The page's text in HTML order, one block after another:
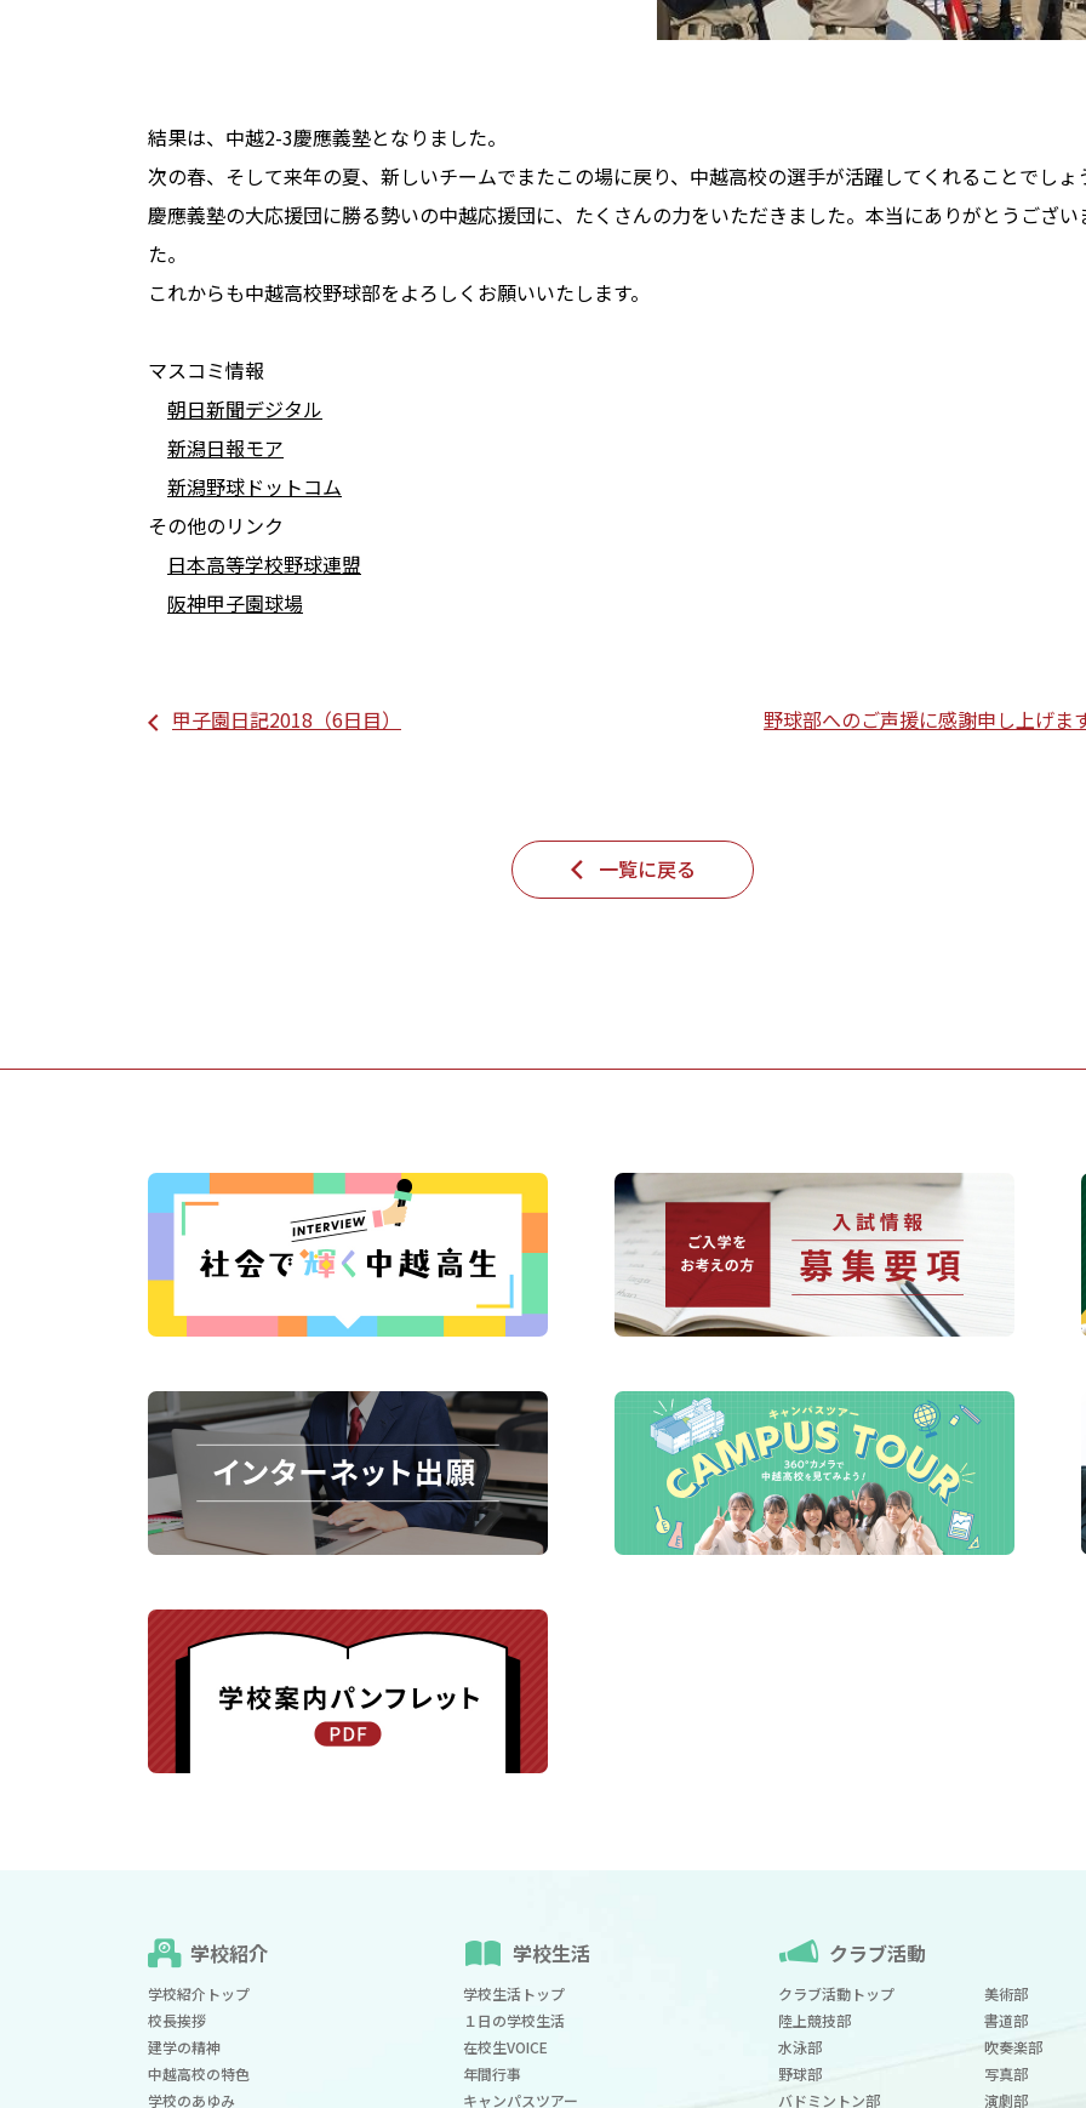
結果は、中越2-3慶應義塾となりました。
次の春、そして来年の夏、新しいチームでまたこの場に戻り、中越高校の選手が活躍してくれることでしょ
慶應義塾の大応援団に勝る勢いの中越応援団に、たくさんの力をいただきました。本当にありがとうござい
た。
これからも中越高校野球部をよろしくお願いいたします。
マスコミ情報
朝日新聞デジタル
新潟日報モア
新潟野球ドットコム
その他のリンク
日本高等学校野球連盟
阪神甲子園球場
甲子園日記2018（6日目） 野球部へのご声援に感謝申し上げま
一覧に戻る
学校紹介
学校紹介トップ
校長挨拶
建学の精神
中越高校の特色
学校のあゆみ
学校生活
学校生活トップ
１日の学校生活
在校生VOICE
年間行事
キャンパスツアー
クラブ活動
クラブ活動トップ
陸上競技部
水泳部
野球部
バドミントン部
美術部
書道部
吹奏楽部
写真部
演劇部